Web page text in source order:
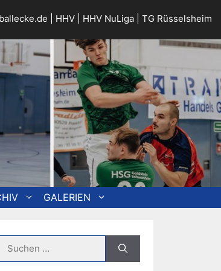
HHV HHV NuLiga TG Rüsselsheim
GALERIEN
nach: